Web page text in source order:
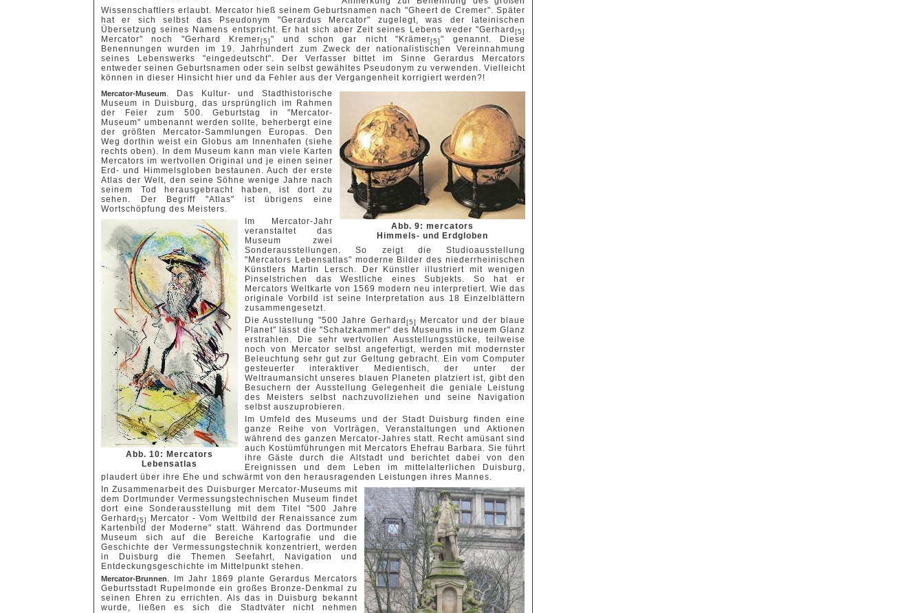
Wissenschaftlers erlaubt. Mercator hieß seinem Geburtsnamen nach "Gheert de Cremer". Später
hat er sich selbst das Pseudonym "Gerardus Mercator" zugelegt, was der lateinischen
Übersetzung seines Namens entspricht. Er hat sich aber Zeit seines Lebens weder "Gerhard [5]
Mercator" noch "Gerhard Kremer[5] " und schon gar nicht "Krämer[5] " genannt. Diese
Benennungen wurden im 19. Jahrhundert zum Zweck der nationalistischen Vereinnahmung
seines Lebenswerks "eingedeutscht". Der Verfasser bittet im Sinne Gerardus Mercators
entweder seinen Geburtsnamen oder sein selbst gewähltes Pseudonym zu verwenden. Vielleicht
können in dieser Hinsicht hier und da Fehler aus der Vergangenheit korrigiert werden?!
Abb. 9: mercators
Himmels- und Erdgloben
Mercator-Museum. Das Kultur- und Stadthistorische
Museum in Duisburg, das ursprünglich im Rahmen
der Feier zum 500. Geburtstag in "Mercator-
Museum" umbenannt werden sollte, beherbergt eine
der größten Mercator-Sammlungen Europas. Den
Weg dorthin weist ein Globus am Innenhafen (siehe
rechts oben). In dem Museum kann man viele Karten
Mercators im wertvollen Original und je einen seiner
Erd- und Himmelsgloben bestaunen. Auch der erste
Atlas der Welt, den seine Söhne wenige Jahre nach
seinem Tod herausgebracht haben, ist dort zu
sehen. Der Begriff "Atlas" ist übrigens eine
Wortschöpfung des Meisters.
Abb. 10: Mercators
Lebensatlas
Im Mercator-Jahr
veranstaltet das
Museum zwei
Sonderausstellungen. So zeigt die Studioausstellung
"Mercators Lebensatlas" moderne Bilder des niederrheinischen
Künstlers Martin Lersch. Der Künstler illustriert mit wenigen
Pinselstrichen das Westliche eines Subjekts. So hat er
Mercators Weltkarte von 1569 modern neu interpretiert. Wie das
originale Vorbild ist seine Interpretation aus 18 Einzelblättern
zusammengesetzt.
Die Ausstellung "500 Jahre Gerhard [5]
Mercator und der blaue
Planet" lässt die "Schatzkammer" des Museums in neuem Glanz
erstrahlen. Die sehr wertvollen Ausstellungsstücke, teilweise
noch von Mercator selbst angefertigt, werden mit modernster
Beleuchtung sehr gut zur Geltung gebracht. Ein vom Computer
gesteuerter interaktiver Medientisch, der unter der
Weltraumansicht unseres blauen Planeten platziert ist, gibt den
Besuchern der Ausstellung Gelegenheit die geniale Leistung
des Meisters selbst nachzuvollziehen und seine Navigation
selbst auszuprobieren.
Im Umfeld des Museums und der Stadt Duisburg finden eine
ganze Reihe von Vorträgen, Veranstaltungen und Aktionen
während des ganzen Mercator-Jahres statt. Recht amüsant sind
auch Kostümführungen mit Mercators Ehefrau Barbara. Sie führt
ihre Gäste durch die Altstadt und berichtet dabei von den
Ereignissen und dem Leben im mittelalterlichen Duisburg,
plaudert über ihre Ehe und schwärmt von den herausragenden Leistungen ihres Mannes.
In Zusammenarbeit des Duisburger Mercator-Museums mit
dem Dortmunder Vermessungstechnischen Museum findet
dort eine Sonderausstellung mit dem Titel "500 Jahre
Gerhard [5]
Mercator - Vom Weltbild der Renaissance zum
Kartenbild der Moderne" statt. Während das Dortmunder
Museum sich auf die Bereiche Kartografie und die
Geschichte der Vermessungstechnik konzentriert, werden
in Duisburg die Themen Seefahrt, Navigation und
Entdeckungsgeschichte im Mittelpunkt stehen.
Mercator-Brunnen. Im Jahr 1869 plante Gerardus Mercators
Geburtsstadt Rupelmonde ein großes Bronze-Denkmal zu
seinen Ehren zu errichten. Als das in Duisburg bekannt
wurde, ließen es sich die Stadtväter nicht nehmen